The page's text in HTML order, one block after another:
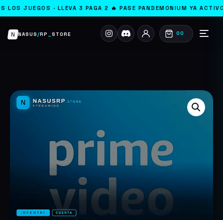
LLEVA 3 PAGA 2 🔥 PASE PANDEMONIUM YA ACTIVO 💳 GOOGLE
N NASUS/RP STORE 00